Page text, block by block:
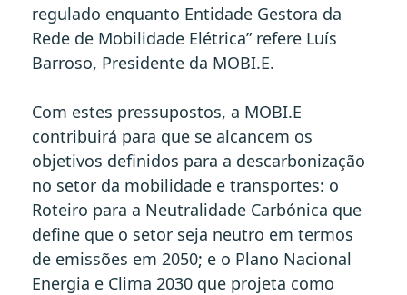
regulado enquanto Entidade Gestora da
Rede de Mobilidade Elétrica” refere Luís
Barroso, Presidente da MOBI.E.
Com estes pressupostos, a MOBI.E
contribuirá para que se alcancem os
objetivos definidos para a descarbonização
no setor da mobilidade e transportes: o
Roteiro para a Neutralidade Carbónica que
define que o setor seja neutro em termos
de emissões em 2050; e o Plano Nacional
Energia e Clima 2030 que projeta como